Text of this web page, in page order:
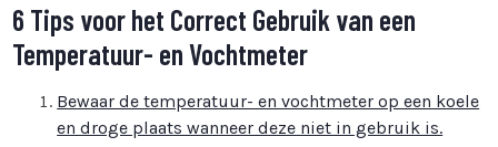
6 Tips voor het Correct Gebruik van een
Temperatuur- en Vochtmeter
Bewaar de temperatuur- en vochtmeter op een koele
en droge plaats wanneer deze niet in gebruik is.